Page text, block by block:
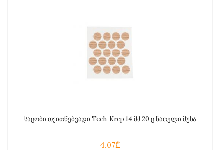
საცობი თვითწებვადი Tech-Krep 14 მმ 20 ც ნათელი მუხა
4.07₾